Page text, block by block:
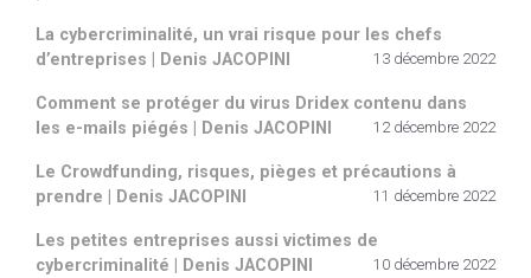
La cybercriminalité, un vrai risque pour les chefs
d’entreprises | Denis JACOPINI
13 décembre 2022
Comment se protéger du virus Dridex contenu dans
les e-mails piégés | Denis JACOPINI
12 décembre 2022
Le Crowdfunding, risques, pièges et précautions à
prendre | Denis JACOPINI
11 décembre 2022
Les petites entreprises aussi victimes de
cybercriminalité | Denis JACOPINI
10 décembre 2022